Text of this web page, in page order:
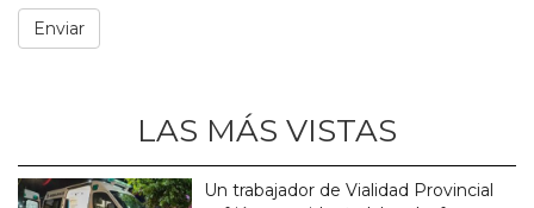
LAS MÁS VISTAS
Un trabajador de Vialidad Provincial